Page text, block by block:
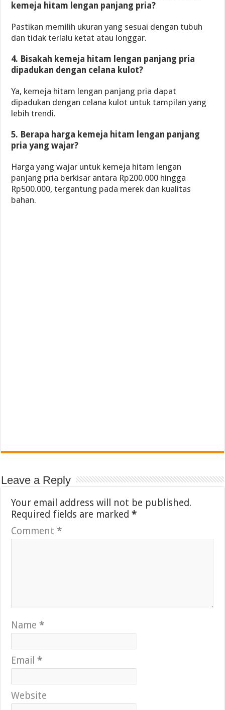
kemeja hitam lengan panjang pria?
Pastikan memilih ukuran yang sesuai dengan tubuh
dan tidak terlalu ketat atau longgar.
4. Bisakah kemeja hitam lengan panjang pria
dipadukan dengan celana kulot?
Ya, kemeja hitam lengan panjang pria dapat
dipadukan dengan celana kulot untuk tampilan yang
lebih trendi.
5. Berapa harga kemeja hitam lengan panjang
pria yang wajar?
Harga yang wajar untuk kemeja hitam lengan
panjang pria berkisar antara Rp200.000 hingga
Rp500.000, tergantung pada merek dan kualitas
bahan.
Leave a Reply
Your email address will not be published.
Required fields are marked*
Comment*
Name*
Email*
Website